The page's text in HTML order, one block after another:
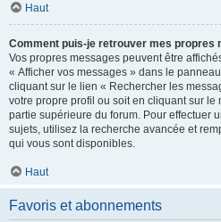
Haut
Comment puis-je retrouver mes propres
Vos propres messages peuvent être
« Afficher vos messages » dans le
cliquant sur le lien « Rechercher les
votre propre profil ou soit en cliquant sur le
partie supérieure du forum. Pour effectuer
sujets, utilisez la recherche avancée et
qui vous sont disponibles.
Haut
Favoris et abonnements